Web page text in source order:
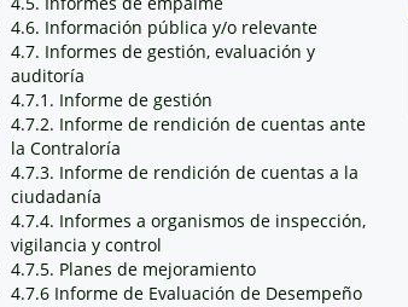
4.6. Información pública y/o relevante
4.7. Informes de gestión, evaluación y
auditoría
4.7.1. Informe de gestión
4.7.2. Informe de rendición de cuentas ante
la Contraloría
4.7.3. Informe de rendición de cuentas a la
ciudadanía
4.7.4. Informes a organismos de inspección,
vigilancia y control
4.7.5. Planes de mejoramiento
4.7.6 Informe de Evaluación de Desempeño